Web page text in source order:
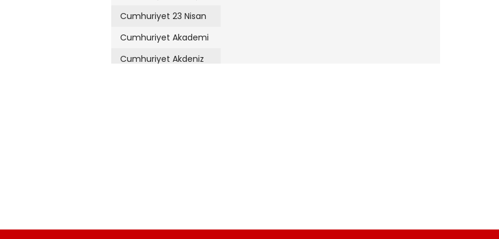
Cumhuriyet 23 Nisan
Cumhuriyet Akademi
Cumhuriyet Akdeniz
Cumhuriyet Çevre